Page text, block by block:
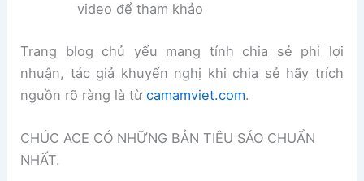
video để tham khảo
Trang blog chủ yếu mang tính chia sẻ phi lợi
nhuận, tác giả khuyến nghị khi chia sẻ hãy trích
nguồn rõ ràng là từcamamviet.com.
CHÚC ACE CÓ NHỮNG BẢN TIÊU SÁO CHUẨN
NHẤT.